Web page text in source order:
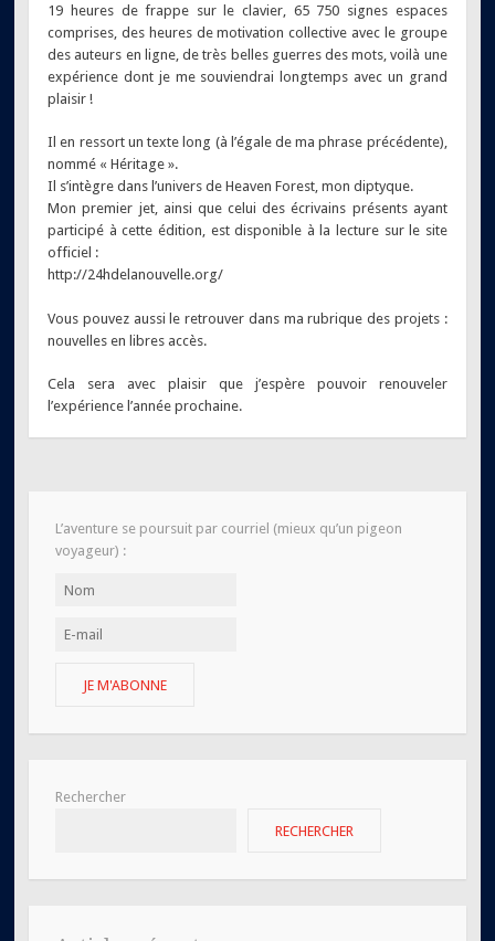
19 heures de frappe sur le clavier, 65 750 signes espaces
comprises, des heures de motivation collective avec le groupe
des auteurs en ligne, de très belles guerres des mots, voilà une
expérience dont je me souviendrai longtemps avec un grand
plaisir !
Il en ressort un texte long (à l’égale de ma phrase précédente),
nommé « Héritage ».
Il s’intègre dans l’univers de Heaven Forest, mon diptyque.
Mon premier jet, ainsi que celui des écrivains présents ayant
participé à cette édition, est disponible à la lecture sur le site
officiel :
http://24hdelanouvelle.org/
Vous pouvez aussi le retrouver dans ma rubrique des projets :
nouvelles en libres accès.
Cela sera avec plaisir que j’espère pouvoir renouveler
l’expérience l’année prochaine.
L’aventure se poursuit par courriel (mieux qu’un pigeon
voyageur) :
JE M'ABONNE
Rechercher
RECHERCHER